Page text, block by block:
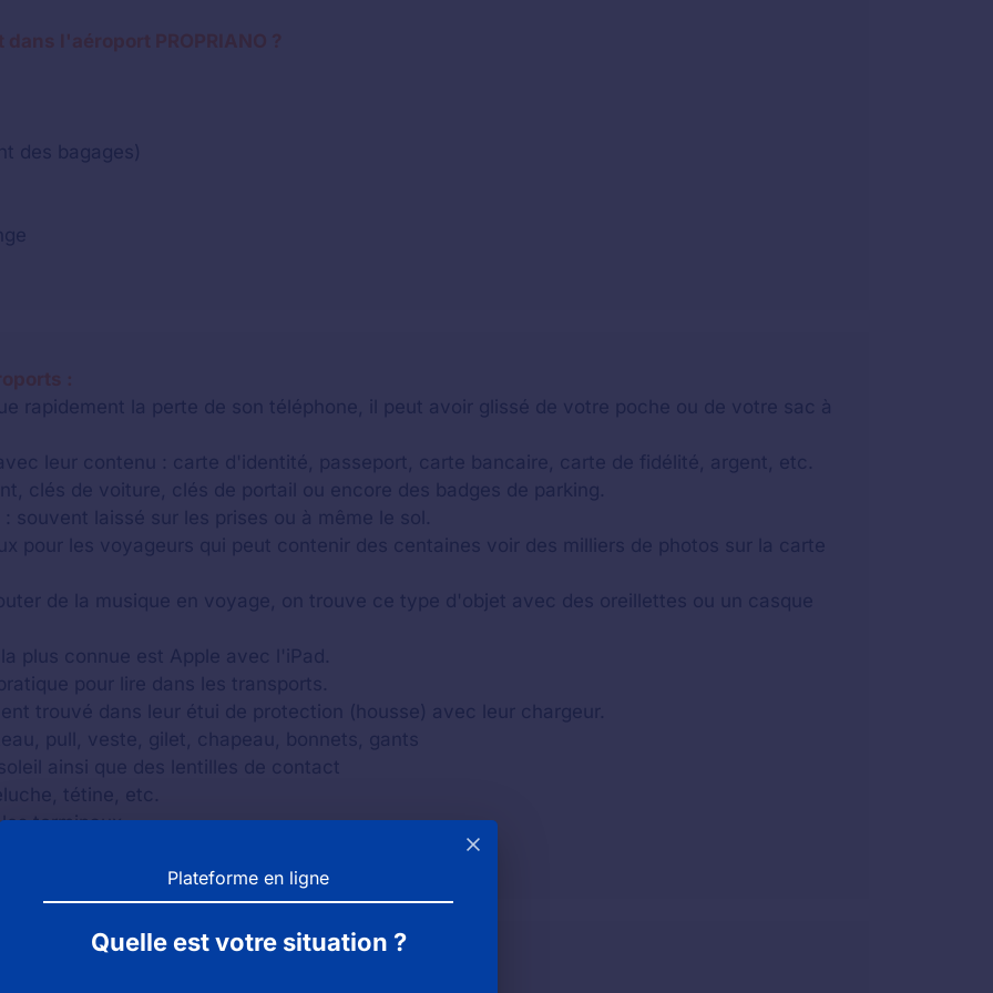
l'aéroport PROPRIANO ?
des bagages)
:
rapidement la perte de son téléphone, il peut avoir glissé de votre poche ou de votre sac à
leur contenu : carte d'identité, passeport, carte bancaire, carte de fidélité, argent, etc.
clés de voiture, clés de portail ou encore des badges de parking.
: souvent laissé sur les prises ou à même le sol.
pour les voyageurs qui peut contenir des centaines voir des milliers de photos sur la carte
de la musique en voyage, on trouve ce type d'objet avec des oreillettes ou un casque
plus connue est Apple avec l'iPad.
pour lire dans les transports.
trouvé dans leur étui de protection (housse) avec leur chargeur.
pull, veste, gilet, chapeau, bonnets, gants
ainsi que des lentilles de contact
tétine, etc.
terminaux
Plateforme en ligne
Quelle est votre situation ?